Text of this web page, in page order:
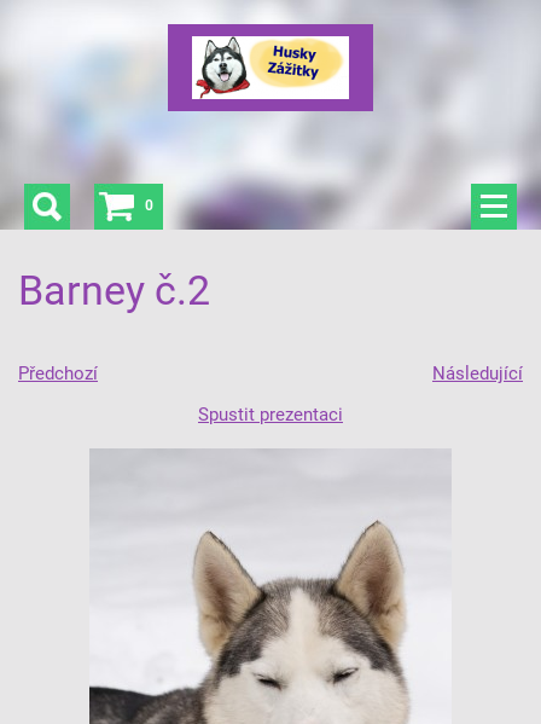
Barney č.2
Předchozí
Následující
Spustit prezentaci
0